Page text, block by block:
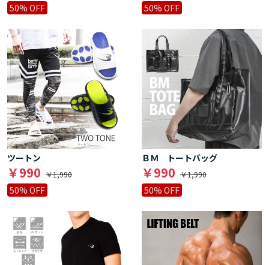
50% OFF 50% OFF
ツートン
￥990 ￥1,990
50% OFF
ＢＭ トートバッグ
￥990 ￥1,990
50% OFF